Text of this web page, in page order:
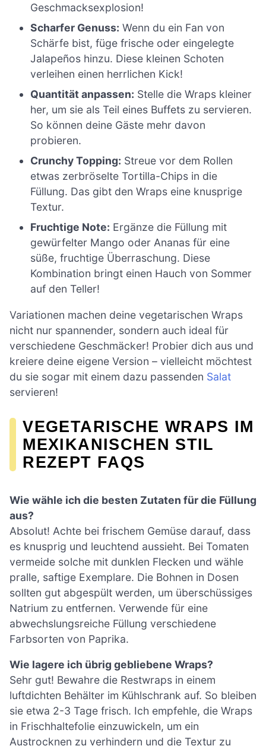
Geschmacksexplosion!
Scharfer Genuss: Wenn du ein Fan von
Schärfe bist, füge frische oder eingelegte
Jalapeños hinzu. Diese kleinen Schoten
verleihen einen herrlichen Kick!
Quantität anpassen: Stelle die Wraps kleiner
her, um sie als Teil eines Buffets zu servieren.
So können deine Gäste mehr davon
probieren.
Crunchy Topping: Streue vor dem Rollen
etwas zerbröselte Tortilla-Chips in die
Füllung. Das gibt den Wraps eine knusprige
Textur.
Fruchtige Note: Ergänze die Füllung mit
gewürfelter Mango oder Ananas für eine
süße, fruchtige Überraschung. Diese
Kombination bringt einen Hauch von Sommer
auf den Teller!
Variationen machen deine vegetarischen Wraps
nicht nur spannender, sondern auch ideal für
verschiedene Geschmäcker! Probier dich aus und
kreiere deine eigene Version – vielleicht möchtest
du sie sogar mit einem dazu passenden Salat
servieren!
VEGETARISCHE WRAPS IM
MEXIKANISCHEN STIL
REZEPT FAQS
Wie wähle ich die besten Zutaten für die Füllung
aus?
Absolut! Achte bei frischem Gemüse darauf, dass
es knusprig und leuchtend aussieht. Bei Tomaten
vermeide solche mit dunklen Flecken und wähle
pralle, saftige Exemplare. Die Bohnen in Dosen
sollten gut abgespült werden, um überschüssiges
Natrium zu entfernen. Verwende für eine
abwechslungsreiche Füllung verschiedene
Farbsorten von Paprika.
Wie lagere ich übrig gebliebene Wraps?
Sehr gut! Bewahre die Restwraps in einem
luftdichten Behälter im Kühlschrank auf. So bleiben
sie etwa 2-3 Tage frisch. Ich empfehle, die Wraps
in Frischhaltefolie einzuwickeln, um ein
Austrocknen zu verhindern und die Textur zu